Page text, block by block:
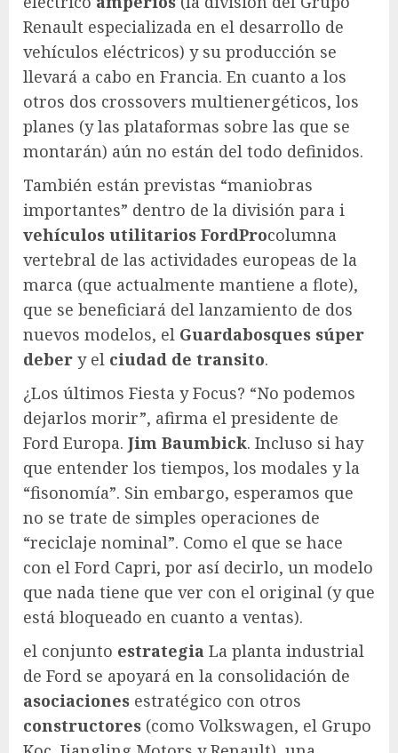
Renault especializada en el desarrollo de
vehículos eléctricos) y su producción se
llevará a cabo en Francia. En cuanto a los
otros dos crossovers multienergéticos, los
planes (y las plataformas sobre las que se
montarán) aún no están del todo definidos.
También están previstas “maniobras
importantes” dentro de la división para i
vehículos utilitarios FordProcolumna
vertebral de las actividades europeas de la
marca (que actualmente mantiene a flote),
que se beneficiará del lanzamiento de dos
nuevos modelos, el Guardabosques súper
deber y el ciudad de transito.
¿Los últimos Fiesta y Focus? “No podemos
dejarlos morir”, afirma el presidente de
Ford Europa. Jim Baumbick. Incluso si hay
que entender los tiempos, los modales y la
“fisonomía”. Sin embargo, esperamos que
no se trate de simples operaciones de
“reciclaje nominal”. Como el que se hace
con el Ford Capri, por así decirlo, un modelo
que nada tiene que ver con el original (y que
está bloqueado en cuanto a ventas).
el conjunto estrategia La planta industrial
de Ford se apoyará en la consolidación de
asociaciones estratégico con otros
constructores (como Volkswagen, el Grupo